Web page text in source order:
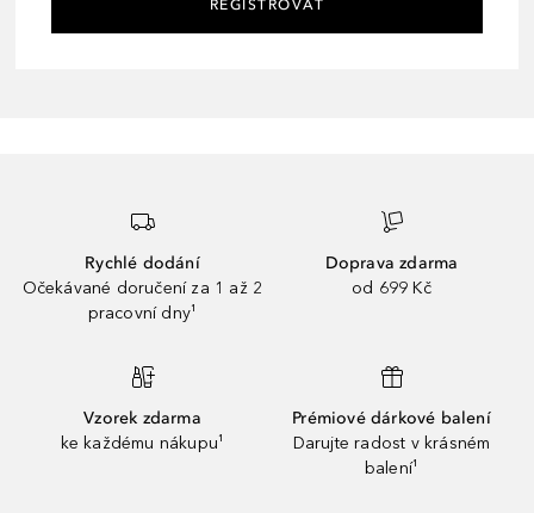
REGISTROVAT
Rychlé dodání
Očekávané doručení za 1 až 2
pracovní dny¹
Doprava zdarma
od 699 Kč
Vzorek zdarma
ke každému nákupu¹
Prémiové dárkové balení
Darujte radost v krásném
balení¹